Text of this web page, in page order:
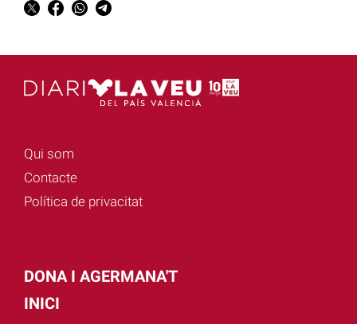
Qui som
Contacte
Política de privacitat
DONA I AGERMANA'T
INICI